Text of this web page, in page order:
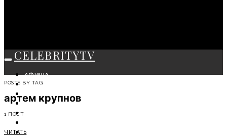
CELEBRITYTV
АФИША
СОБЫТИЯ
КРАСОТА
МОДА
СОВЕТЫ ЭКСПЕРТОВ
POSTS BY TAG
артем крупнов
1 ПОСТ
ЧИТАТЬ